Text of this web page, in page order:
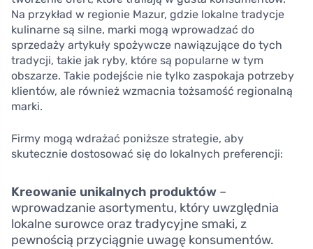
Na przykład w regionie Mazur, gdzie lokalne tradycje
kulinarne są silne, marki mogą wprowadzać do
sprzedaży artykuły spożywcze nawiązujące do tych
tradycji, takie jak ryby, które są popularne w tym
obszarze. Takie podejście nie tylko zaspokaja potrzeby
klientów, ale również wzmacnia tożsamość regionalną
marki.
Firmy mogą wdrażać poniższe strategie, aby
skutecznie dostosować się do lokalnych preferencji:
Kreowanie unikalnych produktów –
wprowadzanie asortymentu, który uwzględnia
lokalne surowce oraz tradycyjne smaki, z
pewnością przyciągnie uwagę konsumentów.